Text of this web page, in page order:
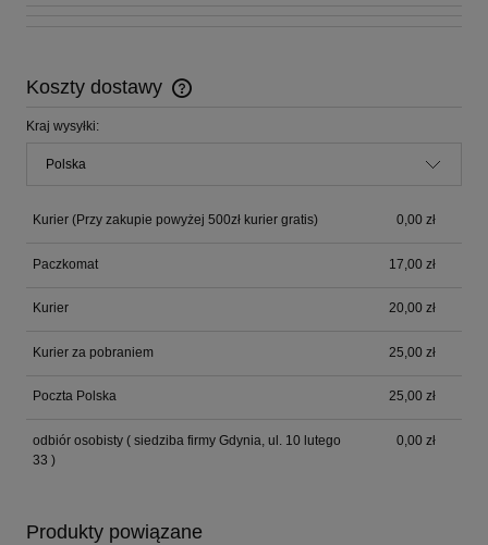
Koszty dostawy
Cena nie zawiera ewentualnych kosztów płatności
Kraj wysyłki:
Kurier (Przy zakupie powyżej 500zł kurier gratis) 0,00 zł
Paczkomat 17,00 zł
Kurier 20,00 zł
Kurier za pobraniem 25,00 zł
Poczta Polska 25,00 zł
odbiór osobisty ( siedziba firmy Gdynia, ul. 10 lutego
33 )
0,00 zł
Produkty powiązane